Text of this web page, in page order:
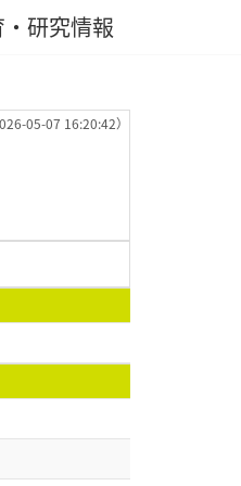
研究情報
05-07 16:20:42）